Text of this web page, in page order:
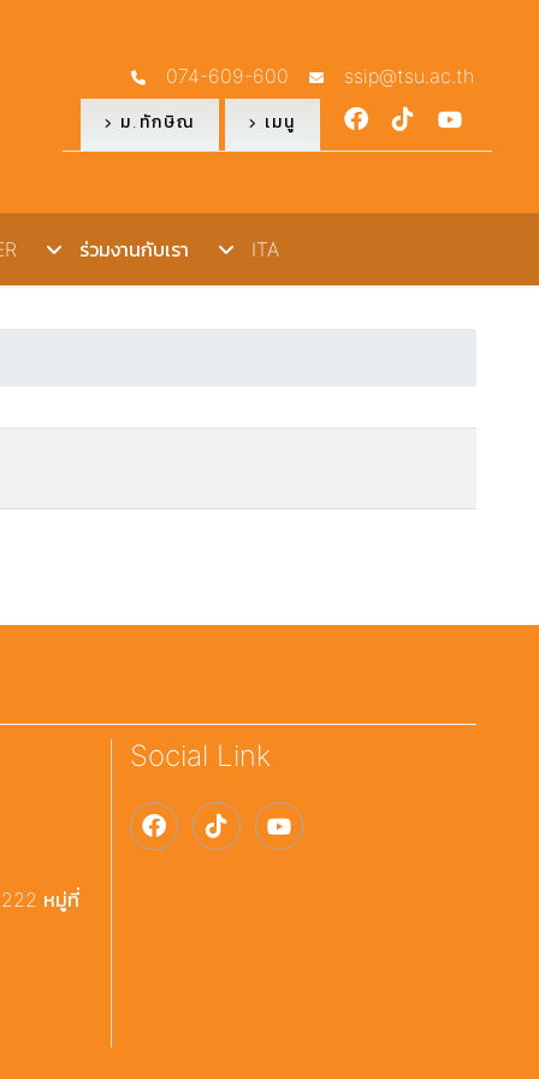
074-609-600 ssip@tsu.ac.th
ม.ทักษิณ เมนู
ร่วมงานกับเรา ITA
222 หมู่ที่
Social Link